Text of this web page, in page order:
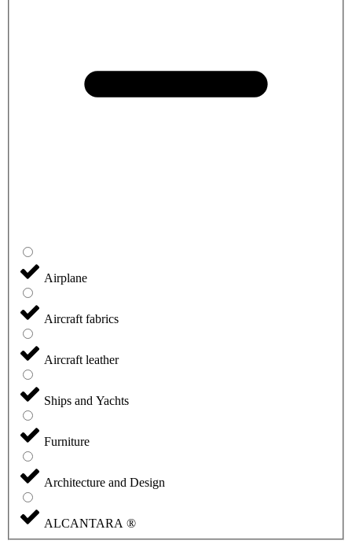
Airplane
Aircraft fabrics
Aircraft leather
Ships and Yachts
Furniture
Architecture and Design
ALCANTARA ®